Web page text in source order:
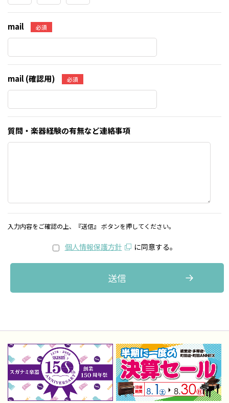
mail 必須
mail (確認用) 必須
質問・楽器経験の有無など連絡事項
入力内容をご確認の上、『送信』 ボタンを押してください。
個人情報保護方針 に同意する。